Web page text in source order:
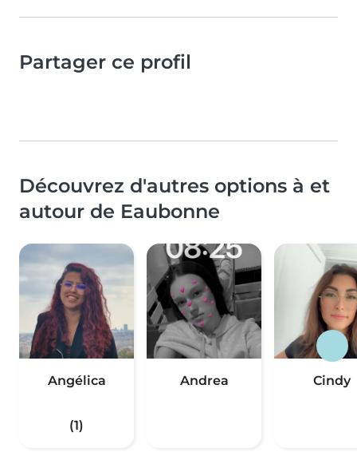
Partager ce profil
Découvrez d'autres options à et
autour de Eaubonne
Angélica
(1)
Andrea Cindy